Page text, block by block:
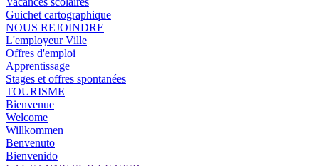
Guichet cartographique
NOUS REJOINDRE
L'employeur Ville
Offres d'emploi
Apprentissage
Stages et offres spontanées
TOURISME
Bienvenue
Welcome
Willkommen
Benvenuto
Bienvenido